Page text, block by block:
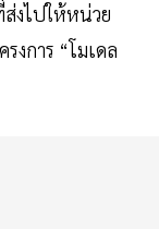
ส่งไปให้หน่วย
งการ “โมเดล